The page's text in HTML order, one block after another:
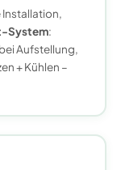
Installation,
System:
Aufstellung,
+ Kühlen –